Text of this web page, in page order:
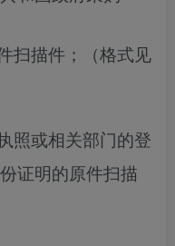
扫描件；（格式见
照或相关部门的登
证明的原件扫描